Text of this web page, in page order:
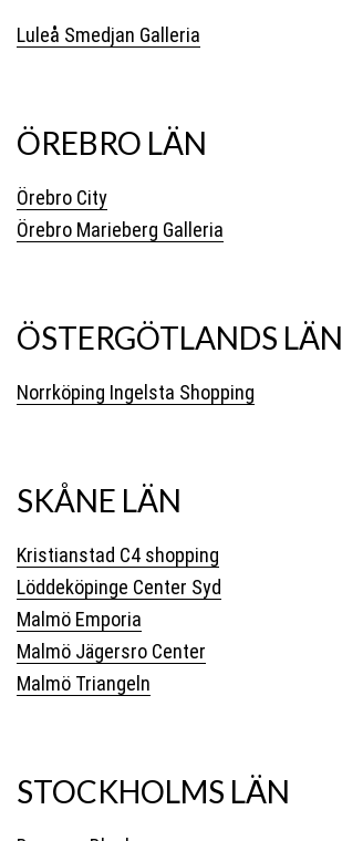
Luleå Smedjan Galleria
ÖREBRO LÄN
Örebro City
Örebro Marieberg Galleria
ÖSTERGÖTLANDS LÄN
Norrköping Ingelsta Shopping
SKÅNE LÄN
Kristianstad C4 shopping
Löddeköpinge Center Syd
Malmö Emporia
Malmö Jägersro Center
Malmö Triangeln
STOCKHOLMS LÄN